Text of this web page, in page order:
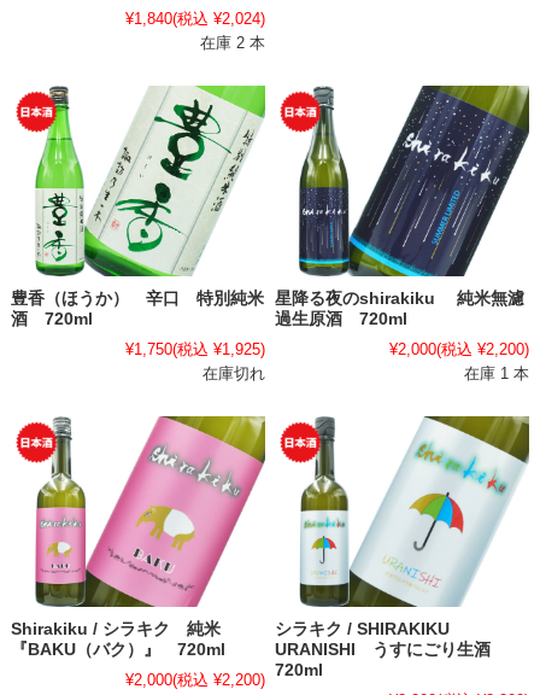
¥1,840(税込 ¥2,024)
在庫 2 本
豊香（ほうか） 辛口 特別純米
酒 720ml
¥1,750(税込 ¥1,925)
在庫切れ
星降る夜のshirakiku 純米無濾
過生原酒 720ml
¥2,000(税込 ¥2,200)
在庫 1 本
Shirakiku / シラキク 純米
『BAKU（バク）』 720ml
¥2,000(税込 ¥2,200)
シラキク / SHIRAKIKU
URANISHI うすにごり生酒
720ml